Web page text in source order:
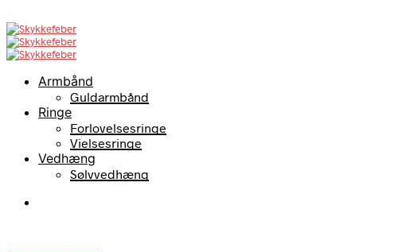
Armbånd
Guldarmbånd
Ringe
Forlovelsesringe
Vielsesringe
Vedhæng
Sølvvedhæng